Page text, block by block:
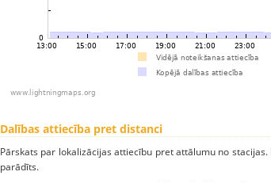
Dalības attiecība pret distanci
Pārskats par lokalizācijas attiecību pret attālumu no
parādīts.